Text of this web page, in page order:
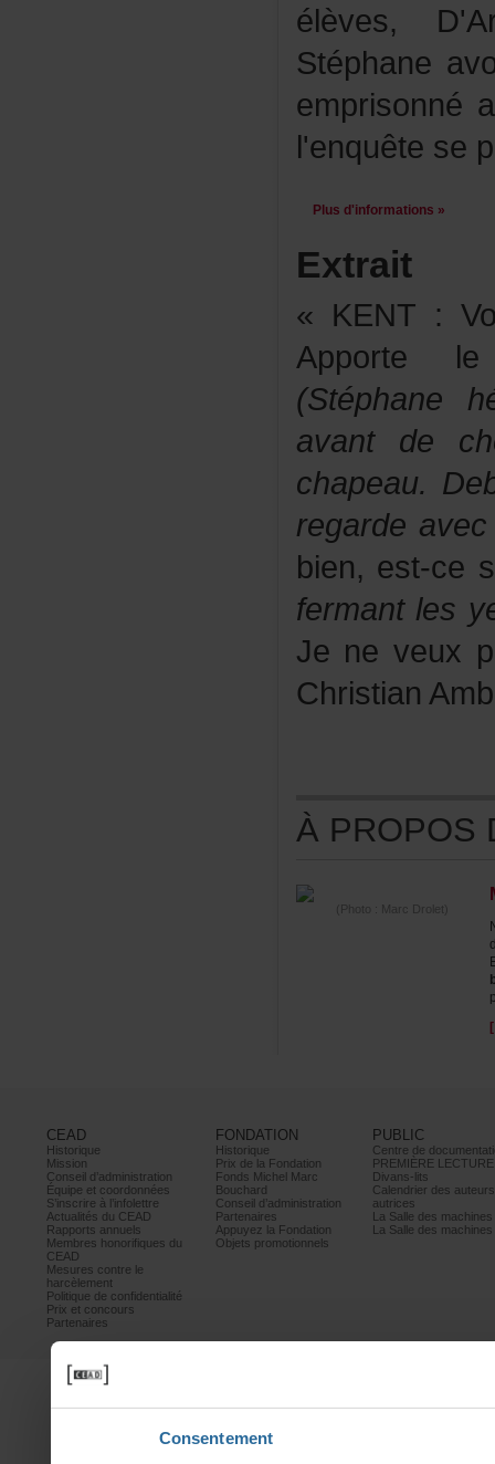
Consentement
Plusd'informations»
Extrait
bien,est-
(Photo:MarcDrolet)
CEAD
Historique
Mission
Conseild’administration
Équipeetcoordonnées
S’inscrireàl’infolettre
ActualitésduCEAD
Rapportsannuels
Membreshonorifiquesdu
CEAD
Mesurescontrele
harcèlement
Politiquedeconfidentialité
Prixetconcours
Partenaires
FONDATION
Historique
PrixdelaFondation
FondsMichelMarc
Bouchard
Conseild’administration
Partenaires
AppuyezlaFondation
Objetspromotionnels
PUBLIC
PREMIÈRELECTURE
Divans-lits
autrices